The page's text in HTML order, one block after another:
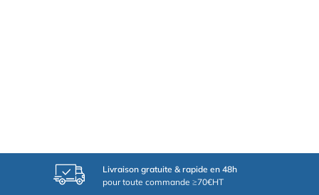
Livraison gratuite & rapide en 48h
pour toute commande ≥70€HT